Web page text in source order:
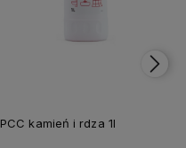
PCC kamień i rdza 1l